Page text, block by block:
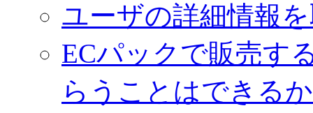
ユーザの詳細情報
ECパックで販売す
らうことはできるか